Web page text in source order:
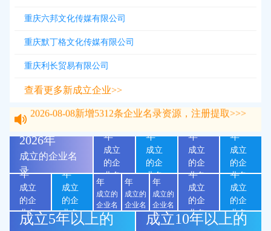
重庆六邦文化传媒有限公司
重庆默丁格文化传媒有限公司
重庆利长贸易有限公司
查看更多新成立企业>>
2026年
成立的企业名
录
2025
年
成立
的企
业名
录
2024
年
成立
的企
业名
2023
年
成立
的企
业名
录
年
成立
的企
业名
录
2021
年
成立
的企
业名
录
2020
年
成立
的企
业名
录
2019
年
成立的
企业名
录
年
成立的
企业名
2017
年
成立的
企业名
录
2016
年
成立
的企
业名
录
2015
年
成立
的企
业名
录
成立5年以上的
成立10年以上的